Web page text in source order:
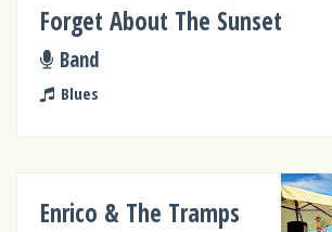
Forget About The Sunset
Band
Blues
Enrico & The Tramps